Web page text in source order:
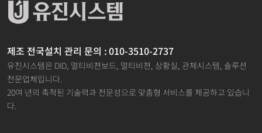
제조 전국설치 관리 문의 : 010-3510-2737
유진시스템은 DID, 멀티비젼보드, 멀티비젼, 상황실, 관제시스템, 솔루션
전문업체입니다.
20여 년의 축적된 기술력과 전문성으로 맞춤형 서비스를 제공하고 있습니
다.